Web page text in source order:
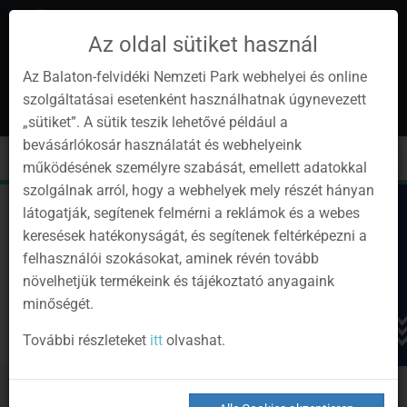
Instagram
YoutubeFacebookProgramok
Newsletter
de
Toggle
cart
Toggle
navigation
Anmelden
Az oldal sütiket használ
Az Balaton-felvidéki Nemzeti Park webhelyei és online
szolgáltatásai esetenként használhatnak úgynevezett
„sütiket”. A sütik teszik lehetővé például a
bevásárlókosár használatát és webhelyeink
működésének személyre szabását, emellett adatokkal
szolgálnak arról, hogy a webhelyek mely részét hányan
látogatják, segítenek felmérni a reklámok és a webes
keresések hatékonyságát, és segítenek feltérképezni a
felhasználói szokásokat, aminek révén tovább
növelhetjük termékeink és tájékoztató anyagaink
minőségét.
További részleteket ittolvashat.